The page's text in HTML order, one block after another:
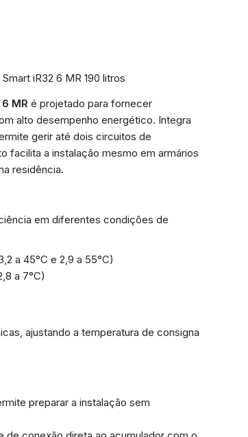
iR32 6 MR 190 litros
MR é projetado para fornecer
alto desempenho energético. Integra
gerir até dois circuitos de
facilita a instalação mesmo em armários
residência.
em diferentes condições de
a 45°C e 2,9 a 55°C)
a 7°C)
ajustando a temperatura de consigna
preparar a instalação sem